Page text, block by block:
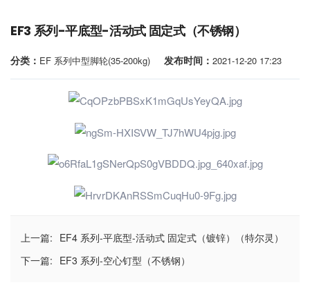
EF3 系列-平底型-活动式 固定式（不锈钢）
分类： EF 系列中型脚轮(35-200kg) 发布时间： 2021-12-20 17:23
上一篇: EF4 系列-平底型-活动式 固定式（镀锌）（特尔灵）
下一篇: EF3 系列-空心钉型（不锈钢）